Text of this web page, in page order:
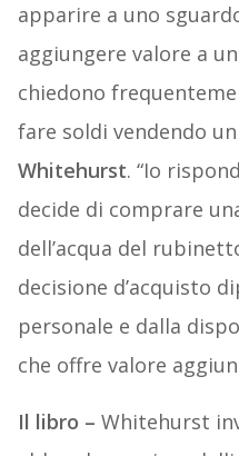
apparire a uno
aggiungere valore a
chiedono
fare soldi vendendo
Whitehurst. “Io
decide di comprare
dell’acqua del
decisione d’acquisto
personale e dalla
che offre valore
Il libro – Whitehurst